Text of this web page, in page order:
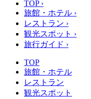
TOP ›
旅館・ホテル ›
レストラン ›
観光スポット ›
旅行ガイド ›
TOP
旅館・ホテル
レストラン
観光スポット